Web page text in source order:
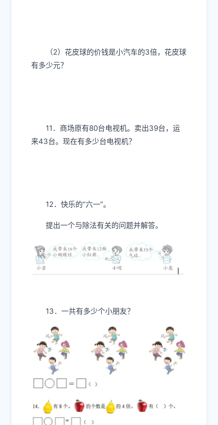
（2）花皮球的价钱是小汽车的3倍，花皮球
有多少元？
11．商场原有80台电视机。卖出39台，运
来43台。现在有多少台电视机？
12．快乐的“六一”。
提出一个与除法有关的问题并解答。
13．一共有多少个小朋友？